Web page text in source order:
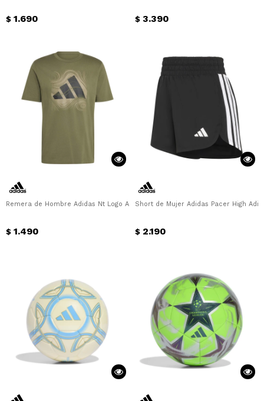
$ 1.690 $ 3.390
Remera de Hombre Adidas Nt Logo Adidas - Verde Oliva
$ 1.490
Short de Mujer Adidas Pacer High
$ 2.190